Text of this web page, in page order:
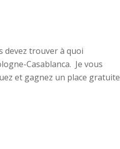
devez trouver à quoi
Casablanca. Je vous
et gagnez un place gratuite